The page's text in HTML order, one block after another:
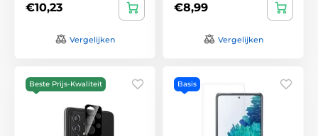
€10,23
Vergelijken
€8,99
Vergelijken
Beste Prijs-Kwaliteit Basis